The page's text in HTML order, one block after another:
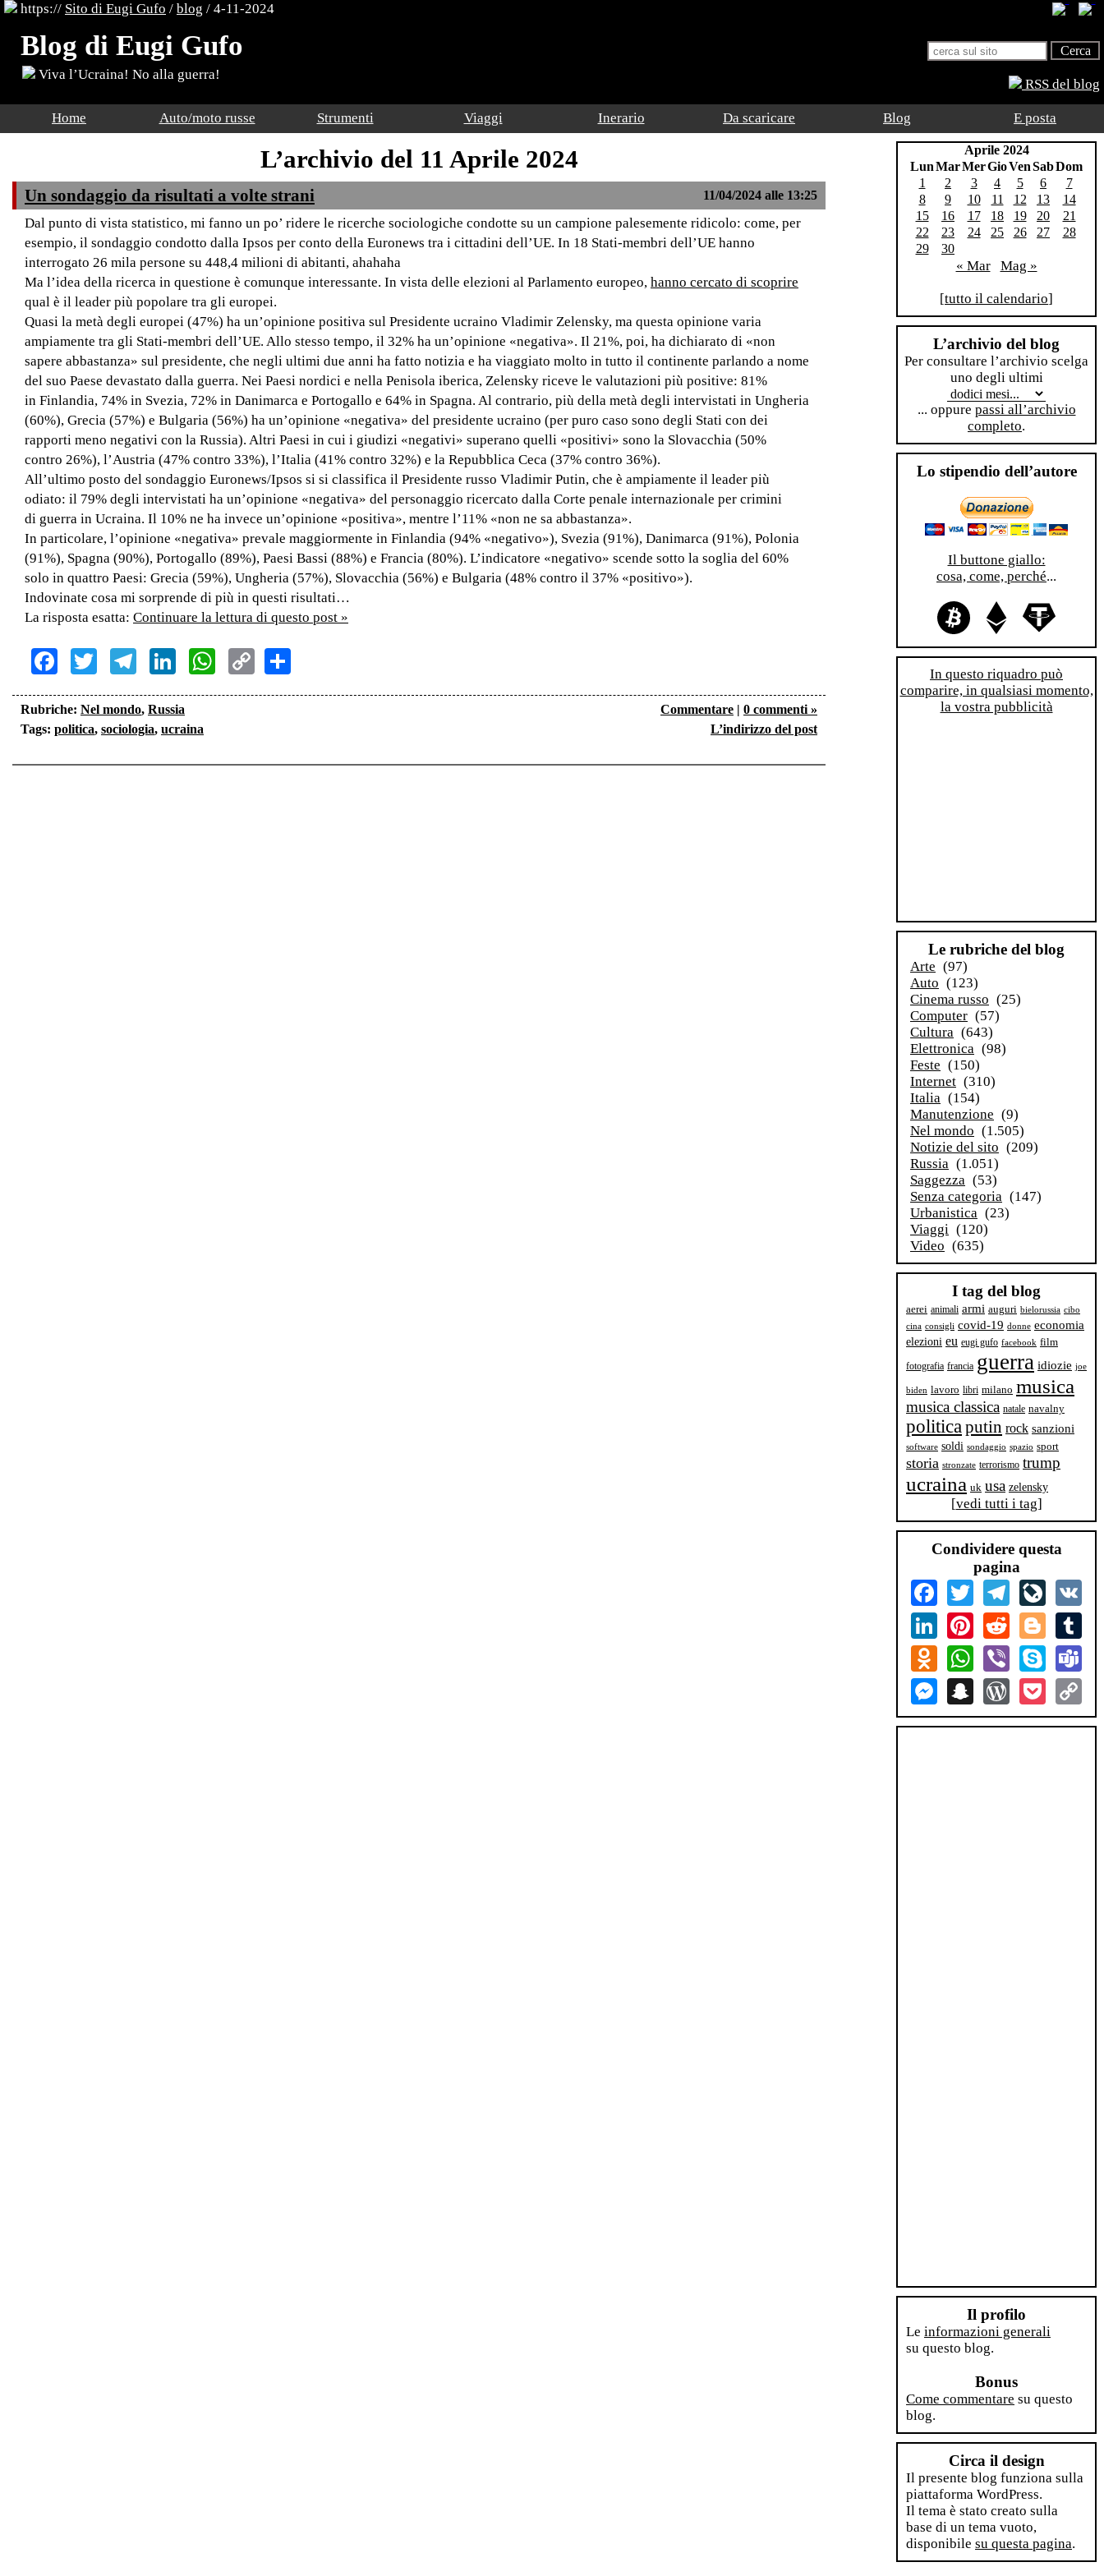
https:// Sito di Eugi Gufo / blog / 4-11-2024
Blog di Eugi Gufo
Viva l’Ucraina! No alla guerra!
RSS del blog
Home Auto/moto russe Strumenti Viaggi Inerario Da scaricare Blog E posta
L’archivio del 11 Aprile 2024
Un sondaggio da risultati a volte strani 11/04/2024 alle 13:25
Dal punto di vista statistico, mi fanno un po’ ridere le ricerche sociologiche condotte su un campione palesemente ridicolo: come, per
esempio, il sondaggio condotto dalla Ipsos per conto della Euronews tra i cittadini dell’UE. In 18 Stati-membri dell’UE hanno
interrogato 26 mila persone su 448,4 milioni di abitanti, ahahaha
Ma l’idea della ricerca in questione è comunque interessante. In vista delle elezioni al Parlamento europeo, hanno cercato di scoprire
qual è il leader più popolare tra gli europei.
Quasi la metà degli europei (47%) ha un’opinione positiva sul Presidente ucraino Vladimir Zelensky, ma questa opinione varia
ampiamente tra gli Stati-membri dell’UE. Allo stesso tempo, il 32% ha un’opinione «negativa». Il 21%, poi, ha dichiarato di «non
sapere abbastanza» sul presidente, che negli ultimi due anni ha fatto notizia e ha viaggiato molto in tutto il continente parlando a nome
del suo Paese devastato dalla guerra. Nei Paesi nordici e nella Penisola iberica, Zelensky riceve le valutazioni più positive: 81%
in Finlandia, 74% in Svezia, 72% in Danimarca e Portogallo e 64% in Spagna. Al contrario, più della metà degli intervistati in Ungheria
(60%), Grecia (57%) e Bulgaria (56%) ha un’opinione «negativa» del presidente ucraino (per puro caso sono degli Stati con dei
rapporti meno negativi con la Russia). Altri Paesi in cui i giudizi «negativi» superano quelli «positivi» sono la Slovacchia (50%
contro 26%), l’Austria (47% contro 33%), l’Italia (41% contro 32%) e la Repubblica Ceca (37% contro 36%).
All’ultimo posto del sondaggio Euronews/Ipsos si si classifica il Presidente russo Vladimir Putin, che è ampiamente il leader più
odiato: il 79% degli intervistati ha un’opinione «negativa» del personaggio ricercato dalla Corte penale internazionale per crimini
di guerra in Ucraina. Il 10% ne ha invece un’opinione «positiva», mentre l’11% «non ne sa abbastanza».
In particolare, l’opinione «negativa» prevale maggiormente in Finlandia (94% «negativo»), Svezia (91%), Danimarca (91%), Polonia
(91%), Spagna (90%), Portogallo (89%), Paesi Bassi (88%) e Francia (80%). L’indicatore «negativo» scende sotto la soglia del 60%
solo in quattro Paesi: Grecia (59%), Ungheria (57%), Slovacchia (56%) e Bulgaria (48% contro il 37% «positivo»).
Indovinate cosa mi sorprende di più in questi risultati…
La risposta esatta: Continuare la lettura di questo post »
Facebook
TwitterTelegram
LinkedInWhatsApp
Copy
Link
Rubriche: Nel mondo, Russia
Tags: politica, sociologia, ucraina
Commentare | 0 commenti »
L’indirizzo del post
Aprile 2024
LunMarMerGioVenSabDom
1
2 3 4 5 6
7
8
9 10 11 12 13
14
15
16 17 18 19 20
21
22
23 24 25 26 27
28
29
30
« Mar Mag »
[tutto il calendario]
L’archivio del blog
Per consultare l’archivio scelga
uno degli ultimi
... oppure passi all’archivio
completo.
Lo stipendio dell’autore
Il buttone giallo:
cosa, come, perché...
In questo riquadro può
comparire, in qualsiasi momento,
la vostra pubblicità
Le rubriche del blog
Arte (97)
Auto (123)
Cinema russo (25)
Computer (57)
Cultura (643)
Elettronica (98)
Feste (150)
Internet (310)
Italia (154)
Manutenzione (9)
Nel mondo (1.505)
Notizie del sito (209)
Russia (1.051)
Saggezza (53)
Senza categoria (147)
Urbanistica (23)
Viaggi (120)
Video (635)
I tag del blog
aerei animali armi auguri bielorussia cibo
cina consigli covid-19 donne economia
elezioni eu eugi gufo facebook film
fotografia francia guerra idiozie joe
biden lavoro libri milano musica
musica classica natale navalny
politicaputin rock sanzioni
software soldi sondaggio spazio sport
storia stronzate terrorismo trump
ucraina uk usa zelensky
[vedi tutti i tag]
Condividere questa
pagina
FacebookTwitter Telegram
LinkedInPinterestReddit Blogger
Odnoklassniki
WhatsApp
Viber Skype
MessengerSnapchatWordPress
Pocket
Il profilo
Le informazioni generali
su questo blog.
Bonus
Come commentare su questo
blog.
Circa il design
Il presente blog funziona sulla
piattaforma WordPress.
Il tema è stato creato sulla
base di un tema vuoto,
disponibile su questa pagina.